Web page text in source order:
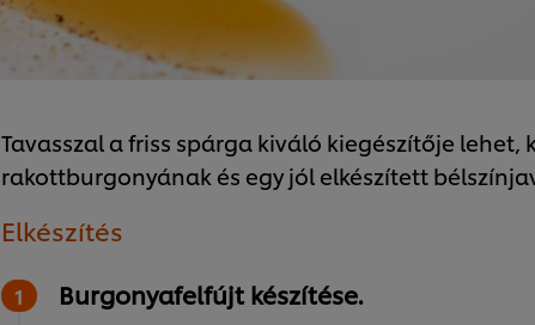
Tavasszal a friss spárga kiváló kiegészítője lehet,
rakottburgonyának és egy jól elkészített
Elkészítés
Burgonyafelfújt készítése.